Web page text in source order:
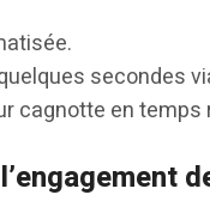
secondes
cagnotte en temps